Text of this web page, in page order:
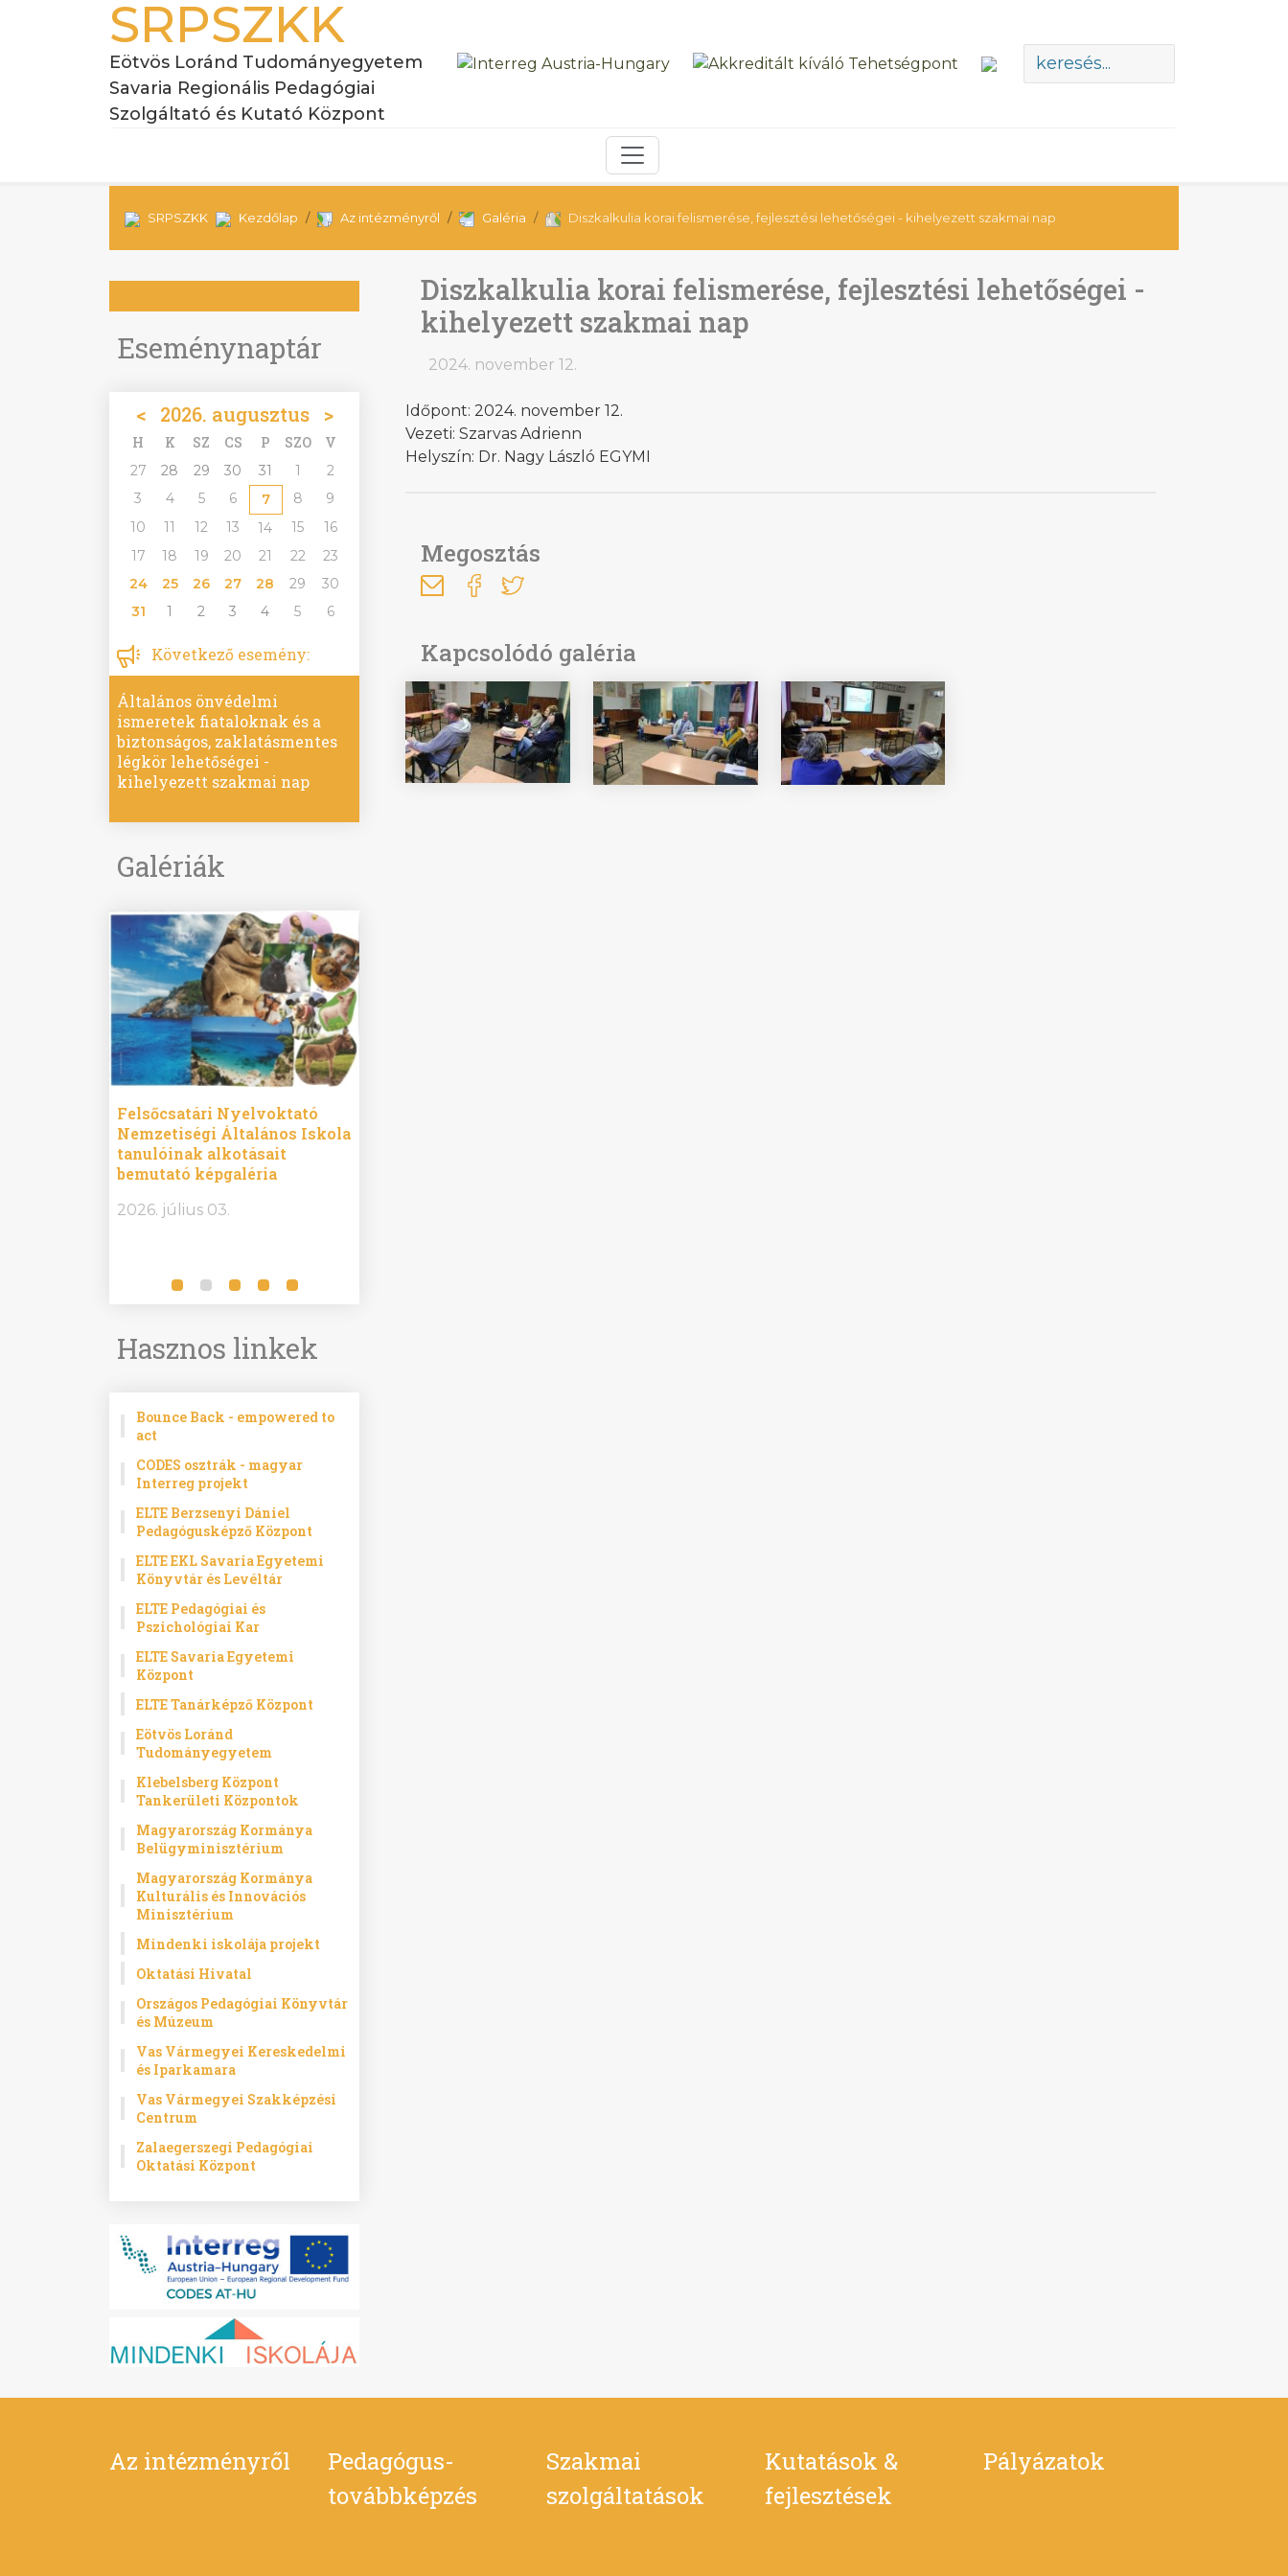
SRPSZKK
Eötvös Loránd Tudományegyetem
Savaria Regionális Pedagógiai
Szolgáltató és Kutató Központ
SRPSZKK Kezdőlap Az intézményről Galéria Diszkalkulia korai felismerése, fejlesztési lehetőségei - kihelyezett szakmai nap
Eseménynaptár
< 2026. augusztus >
H K SZ CS P SZO V
27 28 29 30 31 1
2
3
4 5 6 7 8
9
10
11 12 13 14 15
16
17
18 19 20 21 22
23
24
25 26 27 28 29
30
31
1 2 3 4 5 6
Következő esemény:
Általános önvédelmi
ismeretek fiataloknak és a
biztonságos, zaklatásmentes
légkör lehetőségei -
kihelyezett szakmai nap
Galériák
Felsőcsatári Nyelvoktató
Nemzetiségi Általános Iskola
tanulóinak alkotásait
bemutató képgaléria
2026. július 03.
Hasznos linkek
Bounce Back - empowered to
act
CODES osztrák - magyar
Interreg projekt
ELTE Berzsenyi Dániel
Pedagógusképző Központ
ELTE EKL Savaria Egyetemi
Könyvtár és Levéltár
ELTE Pedagógiai és
Pszichológiai Kar
ELTE Savaria Egyetemi
Központ
ELTE Tanárképző Központ
Eötvös Loránd
Tudományegyetem
Klebelsberg Központ
Tankerületi Központok
Magyarország Kormánya
Belügyminisztérium
Magyarország Kormánya
Kulturális és Innovációs
Minisztérium
Mindenki iskolája projekt
Oktatási Hivatal
Országos Pedagógiai Könyvtár
és Múzeum
Vas Vármegyei Kereskedelmi
és Iparkamara
Vas Vármegyei Szakképzési
Centrum
Zalaegerszegi Pedagógiai
Oktatási Központ
Diszkalkulia korai felismerése, fejlesztési lehetőségei -
kihelyezett szakmai nap
2024. november 12.
Időpont: 2024. november 12.
Vezeti: Szarvas Adrienn
Helyszín: Dr. Nagy László EGYMI
Megosztás
Kapcsolódó galéria
Az intézményről
Pedagógus-
továbbképzés
Szakmai
szolgáltatások
Kutatások &
fejlesztések
Pályázatok